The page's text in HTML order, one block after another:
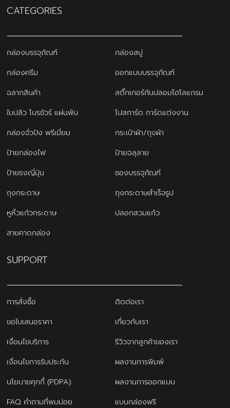
CATEGORIES
กล่องบรรจุภัณฑ์
กล่องสบู่
กล่องครีม
ออกแบบบรรจุภัณฑ์
ฉลากสินค้า
สติ๊กเกอร์กันปลอมโฮโลแกรม
ใบปลิว โบรชัวร์ แผ่นพับ
โปสการ์ด การ์ดแต่งงาน
กล่องจั่วปัง พรีเมี่ยม
กระเป๋าผ้า/ถุงผ้า
ป้ายกล่องไฟ
ป้ายฉลุลาย
ป้ายธงญี่ปุ่น
ซองบรรจุภัณฑ์
ถุงกระดาษ
ถุงกระดาษสำเร็จรูป
หูหิ้วแก้วกระดาษ
ปลอกสวมแก้ว
สายคาดกล่อง
SUPPORT
การสั่งซื้อ
ติดต่อเรา
ขอใบเสนอราคา
เกี่ยวกับเรา
เงื่อนไขบริการ
รีวิวจากลูกค้าของเรา
เงื่อนไขการรับประกัน
ผลงานการพิมพ์
นโยบายคุกกี้ (PDPA)
ผลงานการออกแบบ
FAQ คำถามที่พบบ่อย
แบบกล่องฟรี